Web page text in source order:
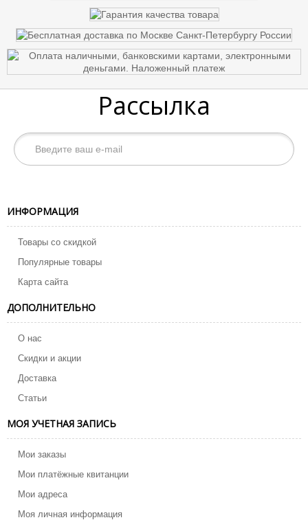
Рассылка
ИНФОРМАЦИЯ
Товары со скидкой
Популярные товары
Карта сайта
ДОПОЛНИТЕЛЬНО
О нас
Скидки и акции
Доставка
Статьи
МОЯ УЧЕТНАЯ ЗАПИСЬ
Мои заказы
Мои платёжные квитанции
Мои адреса
Моя личная информация